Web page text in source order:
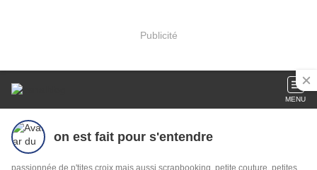
Publicité
MENU
on est fait pour s'entendre
passionnée de p'tites croix mais aussi scrapbooking, petite couture, petites